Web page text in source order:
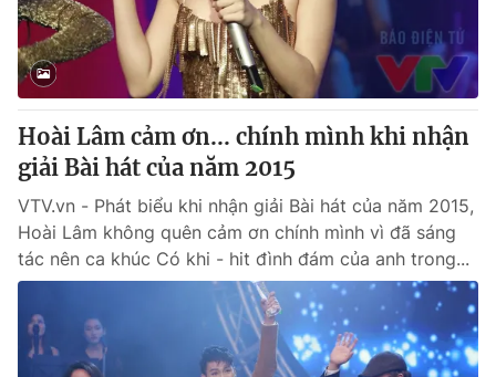
Hoài Lâm cảm ơn... chính mình khi nhận
giải Bài hát của năm 2015
VTV.vn - Phát biểu khi nhận giải Bài hát của năm 2015,
Hoài Lâm không quên cảm ơn chính mình vì đã sáng
tác nên ca khúc Có khi - hit đình đám của anh trong...